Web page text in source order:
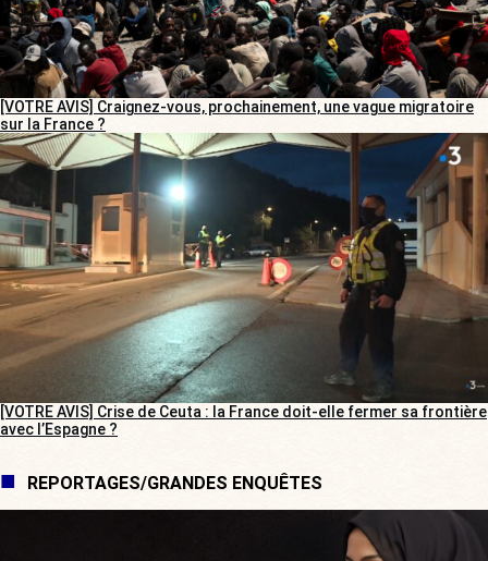
[VOTRE AVIS] Craignez-vous, prochainement, une vague migratoire
sur la France ?
[VOTRE AVIS] Crise de Ceuta : la France doit-elle fermer sa frontière
avec l’Espagne ?
REPORTAGES/GRANDES ENQUÊTES